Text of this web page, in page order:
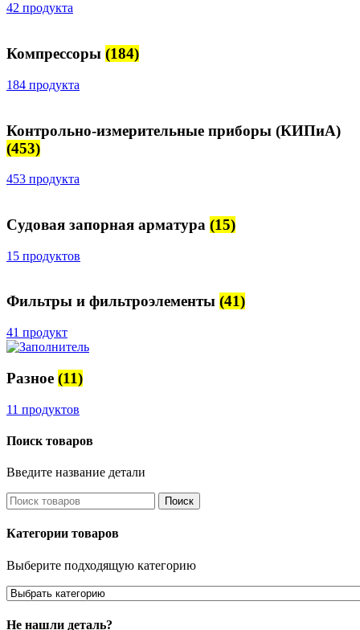
42 продукта
Компрессоры (184)
184 продукта
Контрольно-измерительные приборы (КИПиА)
(453)
453 продукта
Судовая запорная арматура (15)
15 продуктов
Фильтры и фильтроэлементы (41)
41 продукт
Разное (11)
11 продуктов
Поиск товаров
Введите название детали
Поиск
Категории товаров
Выберите подходящую категорию
Не нашли деталь?